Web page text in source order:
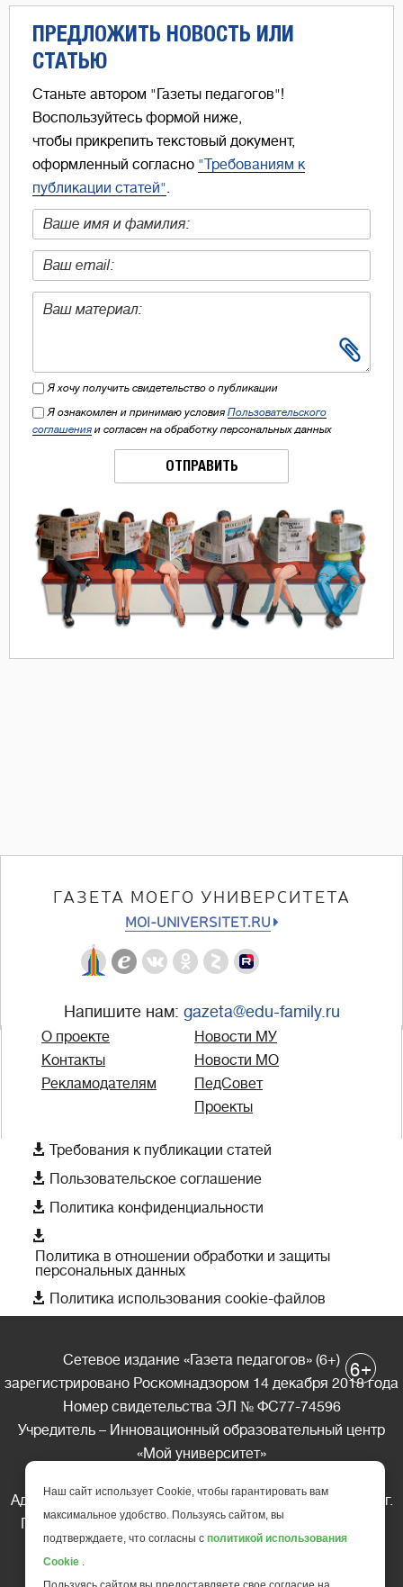
ПРЕДЛОЖИТЬ НОВОСТЬ ИЛИ
СТАТЬЮ
Станьте автором "Газеты педагогов"!
Воспользуйтесь формой ниже,
чтобы прикрепить текстовый документ,
оформленный согласно "Требованиям к
публикации статей".
Я хочу получить свидетельство о публикации
Я ознакомлен и принимаю условия Пользовательского
соглашения и согласен на обработку персональных данных
ОТПРАВИТЬ
ГАЗЕТА МОЕГО УНИВЕРСИТЕТА
MOI-UNIVERSITET.RU
Напишите нам: gazeta@edu-family.ru
О проекте
Контакты
Рекламодателям
Новости МУ
Новости МО
ПедСовет
Проекты
 Требования к публикации статей
 Пользовательское соглашение
 Политика конфиденциальности

Политика в отношении обработки и защиты
персональных данных
 Политика использования cookie-файлов
Сетевое издание «Газета педагогов» (6+)
зарегистрировано Роскомнадзором 14 декабря 2018 года
Номер свидетельства ЭЛ № ФС77-74596
Учредитель – Инновационный образовательный центр
«Мой университет»
Адрес редакции: 185035 Россия, Республика Карелия, г.
Петрозаводск, ул. Фридриха Энгельса д.10, офис 211
Телефон редакции: +7 (499) 685-10-45
6+
Наш сайт использует Cookie, чтобы гарантировать вам
максимальное удобство. Пользуясь сайтом, вы
подтверждаете, что согласны с политикой использования
Cookie .